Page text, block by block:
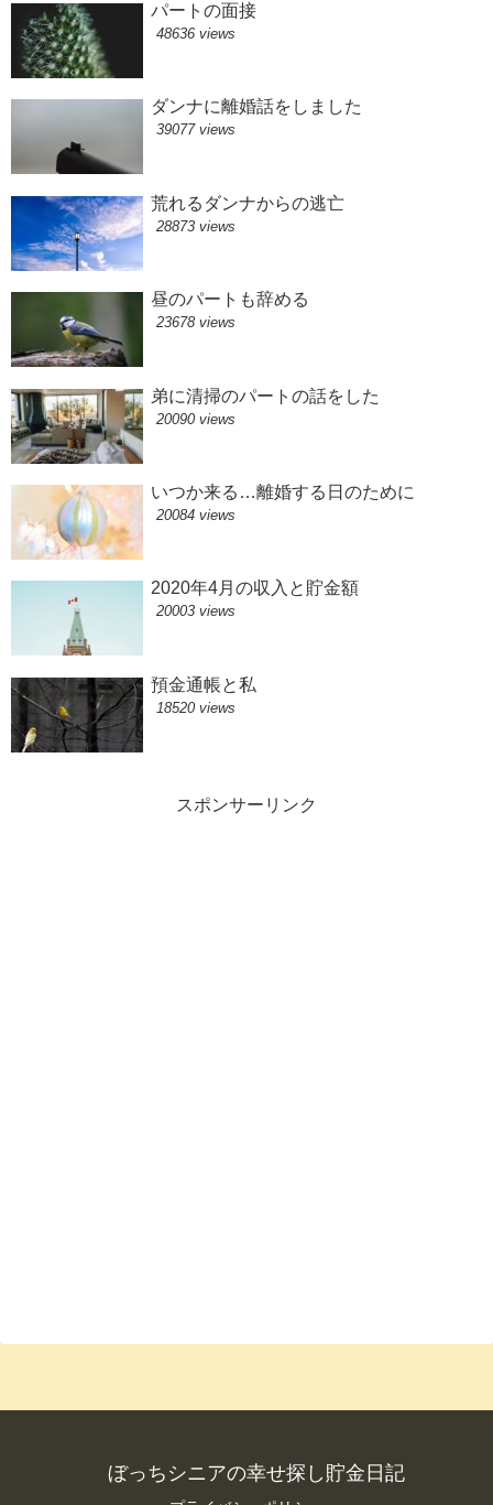
パートの面接
48636 views
ダンナに離婚話をしました
39077 views
荒れるダンナからの逃亡
28873 views
昼のパートも辞める
23678 views
弟に清掃のパートの話をした
20090 views
いつか来る…離婚する日のために
20084 views
2020年4月の収入と貯金額
20003 views
預金通帳と私
18520 views
スポンサーリンク
ぼっちシニアの幸せ探し貯金日記